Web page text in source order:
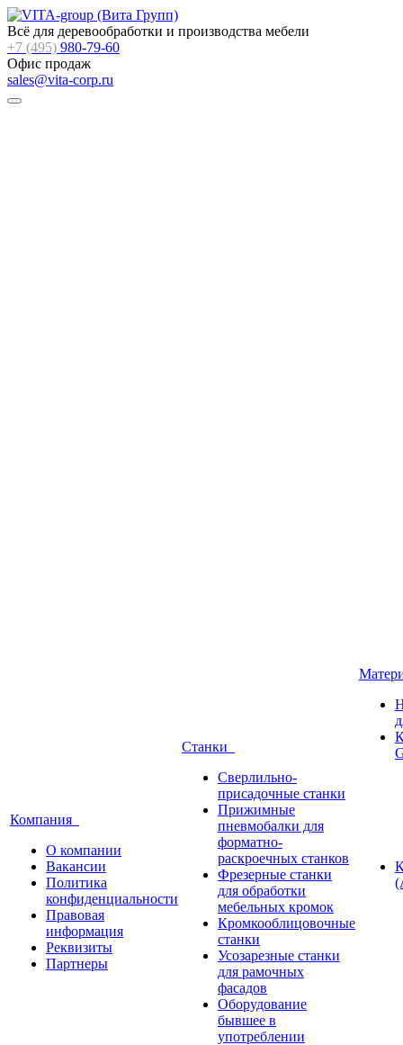
Всё для деревообработки и производства мебели
+7 (495) 980-79-60
Офис продаж
sales@vita-corp.ru
Компания
О компании
Вакансии
Политика
конфиденциальности
Правовая
информация
Реквизиты
Партнеры
Станки
Сверлильно-
присадочные станки
Прижимные
пневмобалки для
форматно-
раскроечных станков
Фрезерные станки
для обработки
мебельных кромок
Кромкооблицовочные
станки
Усозарезные станки
для рамочных
фасадов
Оборудование
бывшее в
употреблении